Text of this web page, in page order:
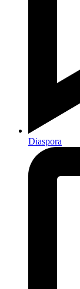
Diaspora